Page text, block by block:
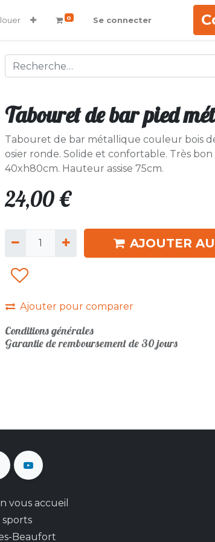
0 Se connecter
Tabouret de bar pied
Tabouret de bar métallique couleur bois
osier ronde. Solide et confortable. Très bon
40xh80cm. Hauteur assise 75cm.
24,00€
AJOUTER
Ajouter pour comparer
Conditions générales
Garantie de remboursement de 30 jours
vous accueil
sports
Beaufort